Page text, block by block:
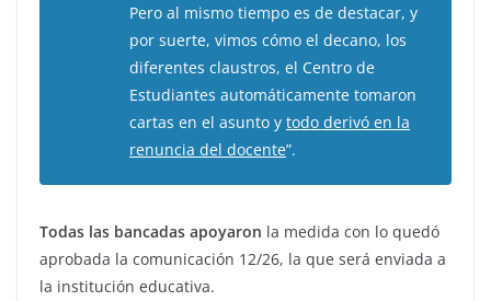
Pero al mismo tiempo es de destacar, y
por suerte, vimos cómo el decano, los
diferentes claustros, el Centro de
Estudiantes automáticamente tomaron
cartas en el asunto y todo derivó en la
renuncia del docente”.
Todas las bancadas apoyaron la medida con lo quedó
aprobada la comunicación 12/26, la que será enviada a
la institución educativa.